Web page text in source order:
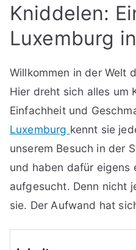
Kniddelen:
Luxemburg
Willkommen in der Welt
Hier dreht sich alles um
Einfachheit und
Luxemburg kennt sie
unserem Besuch in der
und haben dafür eigens
aufgesucht. Denn nicht
sie. Der Aufwand hat